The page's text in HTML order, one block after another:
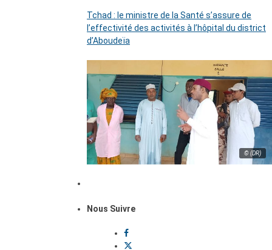
Tchad : le ministre de la Santé s’assure de
l’effectivité des activités à l’hôpital du district
d’Aboudeïa
© (DR)
Nous Suivre